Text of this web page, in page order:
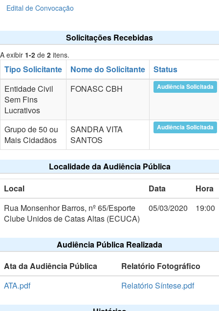
Edital de Convocação
Solicitações Recebidas
A exibir 1-2 de 2 itens.
Tipo Solicitante Nome do Solicitante
Status
Entidade Civil
Sem Fins
Lucrativos
FONASC CBH Audiência Solicitada
Grupo de 50 ou
Mais Cidadãos
SANDRA VITA
SANTOS
Audiência Solicitada
Localidade da Audiência Pública
Local
Data
Hora
Rua Monsenhor Barros, nº 65/Esporte
Clube Unidos de Catas Altas (ECUCA)
05/03/2020 19:00
Audiência Pública Realizada
Ata da Audiência Pública
Relatório Fotográfico
ATA.pdf
Relatório Síntese.pdf